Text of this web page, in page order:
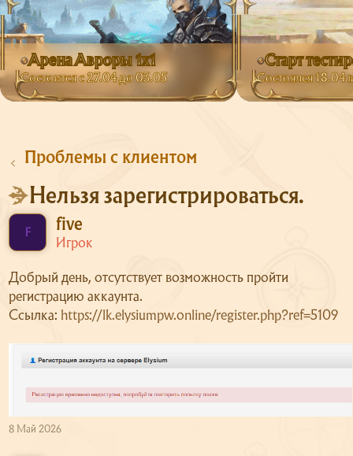
Арена Авроры 1х1
Состоится с 27.04 до 03.05
Старт
Состоялся 18.04
Проблемы с клиентом
Нельзя зарегистрироваться.
F five
Игрок
Добрый день, отсутствует возможность пройти
регистрацию аккаунта.
Ссылка: https://lk.elysiumpw.online/register.php?ref=5109
8 Май 2026